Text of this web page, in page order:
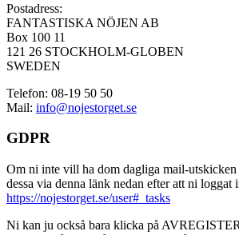
Postadress:
FANTASTISKA NÖJEN AB
Box 100 11
121 26 STOCKHOLM-GLOBEN
SWEDEN
Telefon: 08-19 50 50
Mail: info@nojestorget.se
GDPR
Om ni inte vill ha dom dagliga mail-utskicken
dessa via denna länk nedan efter att ni loggat
https://nojestorget.se/user#_tasks
Ni kan ju också bara klicka på